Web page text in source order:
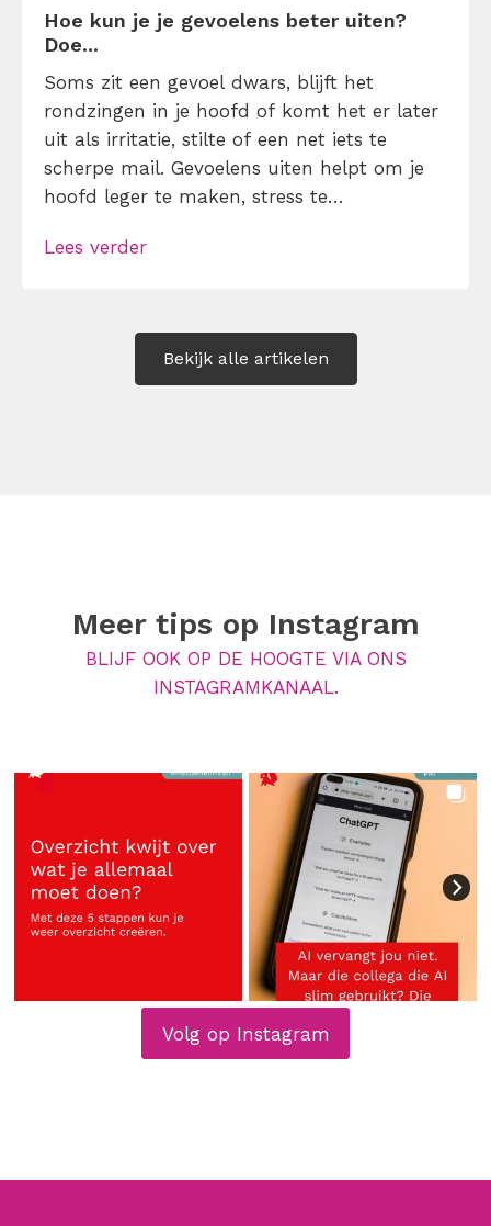
Hoe kun je je gevoelens beter uiten?
Doe...
Soms zit een gevoel dwars, blijft het
rondzingen in je hoofd of komt het er later
uit als irritatie, stilte of een net iets te
scherpe mail. Gevoelens uiten helpt om je
hoofd leger te maken, stress te
Maar hoe doe je dat zonder drama, verwijt
Lees verder
Bekijk alle artikelen
Meer tips op Instagram
BLIJF OOK OP DE HOOGTE VIA ONS
INSTAGRAMKANAAL.
Volg op Instagram